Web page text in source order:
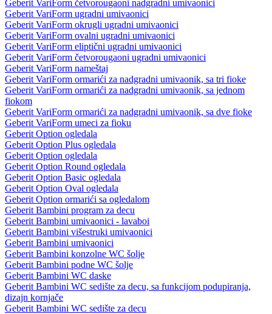
Geberit VariForm četvorougaoni nadgradni umivaonici
Geberit VariForm ugradni umivaonici
Geberit VariForm okrugli ugradni umivaonici
Geberit VariForm ovalni ugradni umivaonici
Geberit VariForm eliptični ugradni umivaonici
Geberit VariForm četvorougaoni ugradni umivaonici
Geberit VariForm nameštaj
Geberit VariForm ormarići za nadgradni umivaonik, sa tri fioke
Geberit VariForm ormarići za nadgradni umivaonik, sa jednom
fiokom
Geberit VariForm ormarići za nadgradni umivaonik, sa dve fioke
Geberit VariForm umeci za fioku
Geberit Option ogledala
Geberit Option Plus ogledala
Geberit Option ogledala
Geberit Option Round ogledala
Geberit Option Basic ogledala
Geberit Option Oval ogledala
Geberit Option ormarići sa ogledalom
Geberit Bambini program za decu
Geberit Bambini umivaonici - lavaboi
Geberit Bambini višestruki umivaonici
Geberit Bambini umivaonici
Geberit Bambini konzolne WC šolje
Geberit Bambini podne WC šolje
Geberit Bambini WC daske
Geberit Bambini WC sedište za decu, sa funkcijom podupiranja,
dizajn kornjače
Geberit Bambini WC sedište za decu